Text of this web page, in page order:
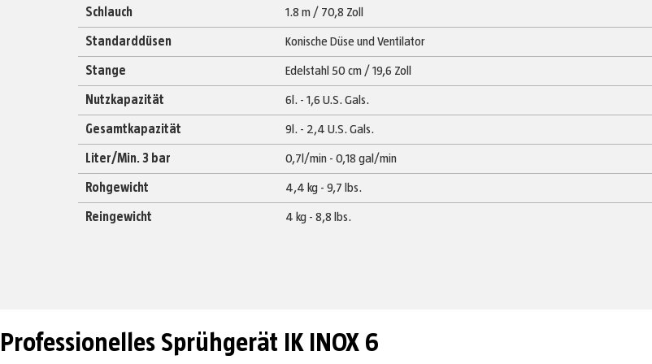
Schlauch 1.8 m / 70,8 Zoll
Standarddüsen Konische Düse und Ventilator
Stange Edelstahl 50 cm / 19,6 Zoll
Nutzkapazität 6l. - 1,6 U.S. Gals.
Gesamtkapazität 9l. - 2,4 U.S. Gals.
Liter/Min. 3 bar 0,7l/min - 0,18 gal/min
Rohgewicht 4,4 kg - 9,7 lbs.
Reingewicht 4 kg - 8,8 lbs.
Professionelles Sprühgerät IK INOX 6